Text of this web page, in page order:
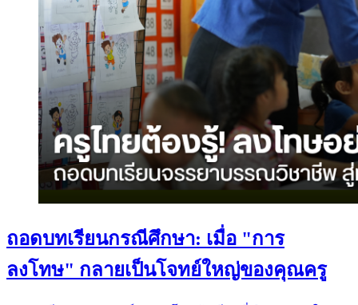
ถอดบทเรียนกรณีศึกษา: เมื่อ "การ
ลงโทษ" กลายเป็นโจทย์ใหญ่ของคุณครู